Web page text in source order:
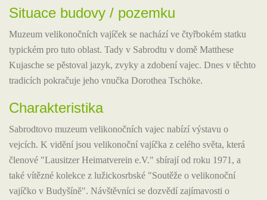
Situace budovy / pozemku
Muzeum velikonočních vajíček se nachází ve čtyřbokém statku
typickém pro tuto oblast. Tady v Sabrodtu v domě Matthese
Kujasche se pěstoval jazyk, zvyky a zdobení vajec. Dnes v těchto
tradicích pokračuje jeho vnučka Dorothea Tschöke.
Charakteristika
Sabrodtovo muzeum velikonočních vajec nabízí výstavu o
vejcích. K vidění jsou velikonoční vajíčka z celého světa, která
členové "Lausitzer Heimatverein e.V." sbírají od roku 1971, a
také vítězné kolekce z lužickosrbské "Soutěže o velikonoční
vajíčko v Budyšíně". Návštěvníci se dozvědí zajímavosti o